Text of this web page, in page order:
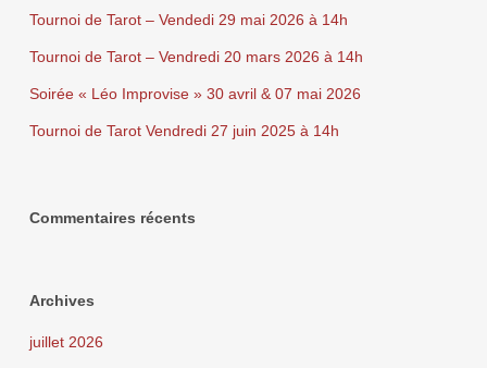
Tournoi de Tarot – Vendedi 29 mai 2026 à 14h
Tournoi de Tarot – Vendredi 20 mars 2026 à 14h
Soirée « Léo Improvise » 30 avril & 07 mai 2026
Tournoi de Tarot Vendredi 27 juin 2025 à 14h
Commentaires récents
Archives
juillet 2026